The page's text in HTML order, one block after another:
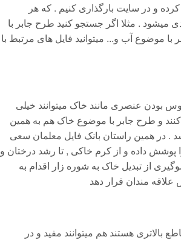
و در سایت بارگذاری کنیم . که هر
میشود . مثلا اگر جستجو کنید طرح جابر با
موضوع آب و... میتوانید فایل های مرتبط با
بودن عنصری مانند خاک میتوانند خیلی
کنند و طرح جابر با موضوع خاک هم به همین
. در همین راستان بانک فایل معلمان سعی
داده و از کرم خاکی , تا رشد درختان و
از تبدیل خاک به شوره زار اقدام به
هستند هم میتوانند مفید و در